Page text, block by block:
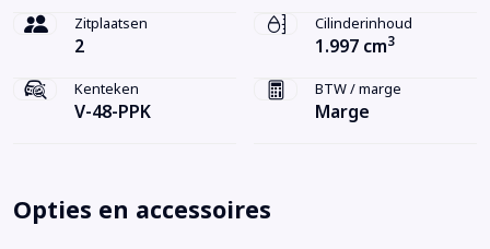
Zitplaatsen
2
Cilinderinhoud
1.997 cm3
Kenteken
V-48-PPK
BTW / marge
Marge
Opties en accessoires